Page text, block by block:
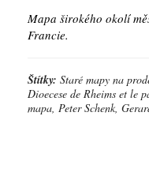
Mapa širokého okolí
Francie.
Štítky: Staré mapy na
Dioecese de Rheims et le
mapa, Peter Schenk,